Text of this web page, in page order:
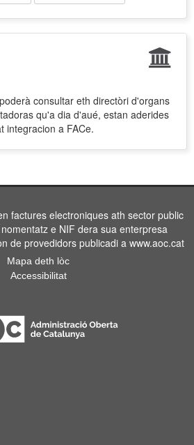
consultar eth directòri d'organs
qu'a dia d'aué, estan aderides
integracion a FACe.
factures electroniques ath sector public
e NIF dera sua enterpresa
de provedidors publicadi a www.aoc.cat
Mapa deth lòc
Accessibilitat